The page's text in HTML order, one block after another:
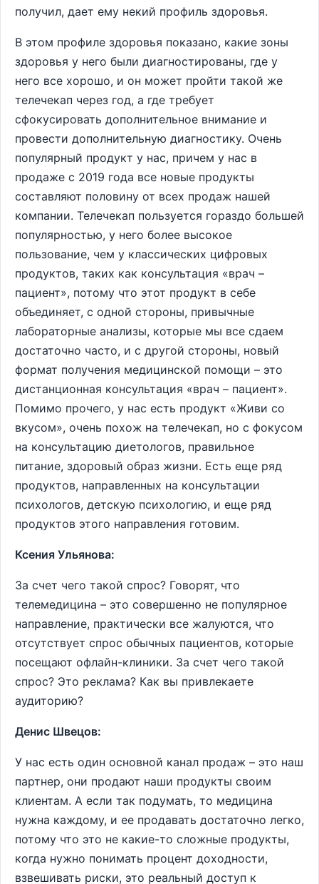
получил, дает ему некий профиль здоровья.
В этом профиле здоровья показано, какие зоны
здоровья у него были диагностированы, где у
него все хорошо, и он может пройти такой же
телечекап через год, а где требует
сфокусировать дополнительное внимание и
провести дополнительную диагностику. Очень
популярный продукт у нас, причем у нас в
продаже с 2019 года все новые продукты
составляют половину от всех продаж нашей
компании. Телечекап пользуется гораздо большей
популярностью, у него более высокое
пользование, чем у классических цифровых
продуктов, таких как консультация «врач –
пациент», потому что этот продукт в себе
объединяет, с одной стороны, привычные
лабораторные анализы, которые мы все сдаем
достаточно часто, и с другой стороны, новый
формат получения медицинской помощи – это
дистанционная консультация «врач – пациент».
Помимо прочего, у нас есть продукт «Живи со
вкусом», очень похож на телечекап, но с фокусом
на консультацию диетологов, правильное
питание, здоровый образ жизни. Есть еще ряд
продуктов, направленных на консультации
психологов, детскую психологию, и еще ряд
продуктов этого направления готовим.
Ксения Ульянова:
За счет чего такой спрос? Говорят, что
телемедицина – это совершенно не популярное
направление, практически все жалуются, что
отсутствует спрос обычных пациентов, которые
посещают офлайн-клиники. За счет чего такой
спрос? Это реклама? Как вы привлекаете
аудиторию?
Денис Швецов:
У нас есть один основной канал продаж – это наш
партнер, они продают наши продукты своим
клиентам. А если так подумать, то медицина
нужна каждому, и ее продавать достаточно легко,
потому что это не какие-то сложные продукты,
когда нужно понимать процент доходности,
взвешивать риски, это реальный доступ к